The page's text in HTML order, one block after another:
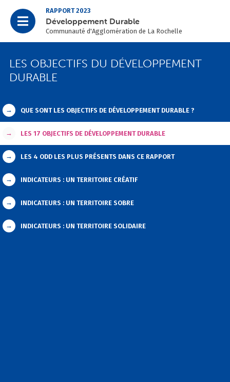
RAPPORT 2023
Développement Durable
Communauté d'Agglomération de La Rochelle
LES OBJECTIFS DU DÉVELOPPEMENT
DURABLE
→ QUE SONT LES OBJECTIFS DE DÉVELOPPEMENT DURABLE ?
→ LES 17 OBJECTIFS DE DÉVELOPPEMENT DURABLE
→ LES 4 ODD LES PLUS PRÉSENTS DANS CE RAPPORT
→ INDICATEURS : UN TERRITOIRE CRÉATIF
→ INDICATEURS : UN TERRITOIRE SOBRE
→ INDICATEURS : UN TERRITOIRE SOLIDAIRE